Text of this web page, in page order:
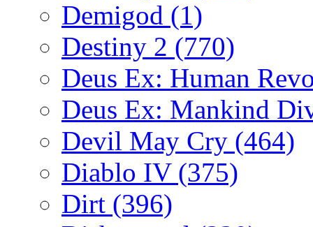
Demigod (1)
Destiny 2 (770)
Deus Ex: Human
Deus Ex: Mankind
Devil May Cry (464)
Diablo IV (375)
Dirt (396)